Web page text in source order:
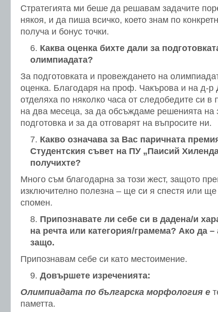
Стратегията ми беше да решавам задачите
някоя, и да пиша всичко, което знам по
получа и бонус точки.
Каква оценка бихте дали за
олимпиадата?
За подготовката и провеждането на
оценка. Благодаря на проф. Чакърова и на д-р
отделяха по няколко часа от следобедите си в
на два месеца, за да обсъждаме решенията на
подготовка и за да отговарят на въпросите ни.
Какво означава за Вас паричната
Студентския съвет на ПУ „Паисий
получихте?
Много съм благодарна за този жест, защото
изключително полезна – ще си я спестя или
спомен.
Припознавате ли себе си в дадена/и
на речта или категория/грамема? Ако да –
защо.
Припознавам себе си като местоимение.
Довършете изреченията:
Олимпиадата по българска морфология е
паметта.